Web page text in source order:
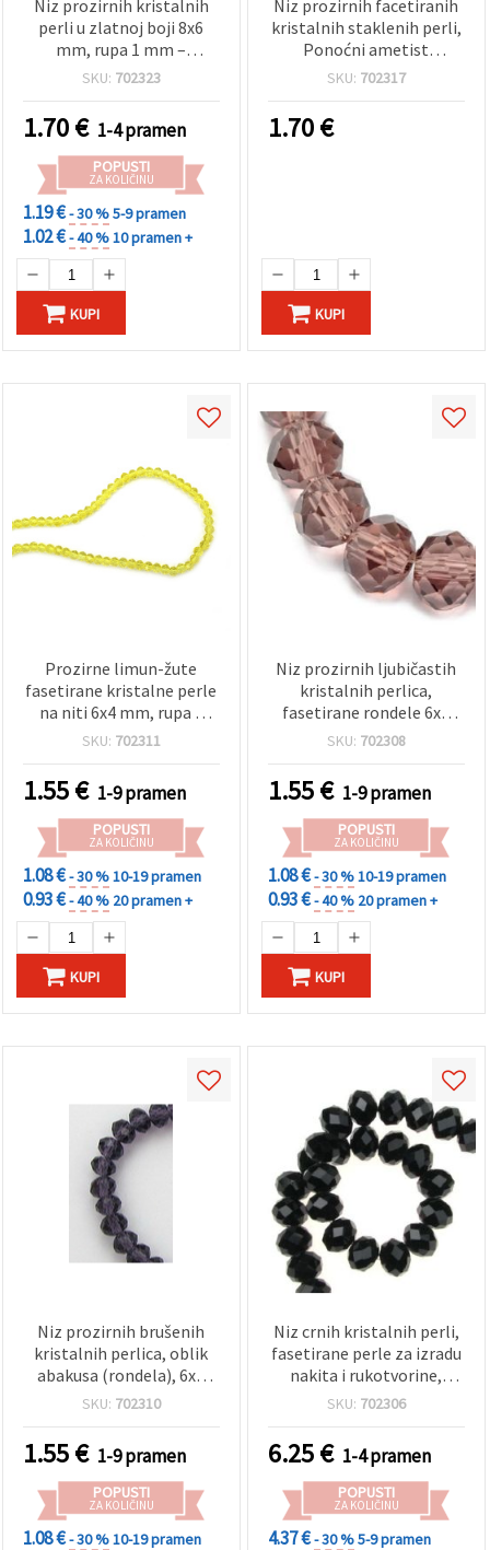
Niz prozirnih kristalnih
perli u zlatnoj boji 8x6
mm, rupa 1 mm –
savršeno za izradu nakita,
dekoracije, oko 68 kom.
SKU: 702323
1.70€ 1-4 pramen
POPUSTI
ZA KOLIČINU
1.19 €- 30 %5-9 pramen
1.02 €- 40 %10 pramen +
KUPI
Niz prozirnih facetiranih
kristalnih staklenih perli,
Ponoćni ametist
(ljubičasta), 8x6 mm, rupa
SKU: 702317
1.70€
KUPI
Prozirne limun-žute
fasetirane kristalne perle
na niti 6x4 mm, rupa 1
mm – savršene za izradu
dekorativne DIY projekte,
~88 kom
SKU: 702311
1.55€ 1-9 pramen
POPUSTI
ZA KOLIČINU
1.08 €- 30 %10-19 pramen
0.93 €- 40 % 20 pramen +
KUPI
Niz prozirnih ljubičastih
kristalnih perlica,
fasetirane rondele 6x4
mm, rupa 1 mm, oko 88
rukotvorine
SKU: 702308
1.55€ 1-9 pramen
POPUSTI
ZA KOLIČINU
1.08 €- 30 %10-19 pramen
0.93 €- 40 % 20 pramen +
KUPI
Niz prozirnih brušenih
kristalnih perlica, oblik
abakusa (rondela), 6x4
mm, rupa: 1 mm,
SKU: 702310
1.55€ 1-9 pramen
POPUSTI
ZA KOLIČINU
1.08 €- 30 %10-19 pramen
Niz crnih kristalnih perli,
fasetirane perle za izradu
nakita i rukotvorine,
15x12 mm, promjer rupe 2
SKU: 702306
6.25€ 1-4 pramen
POPUSTI
ZA KOLIČINU
4.37 €- 30 %5-9 pramen